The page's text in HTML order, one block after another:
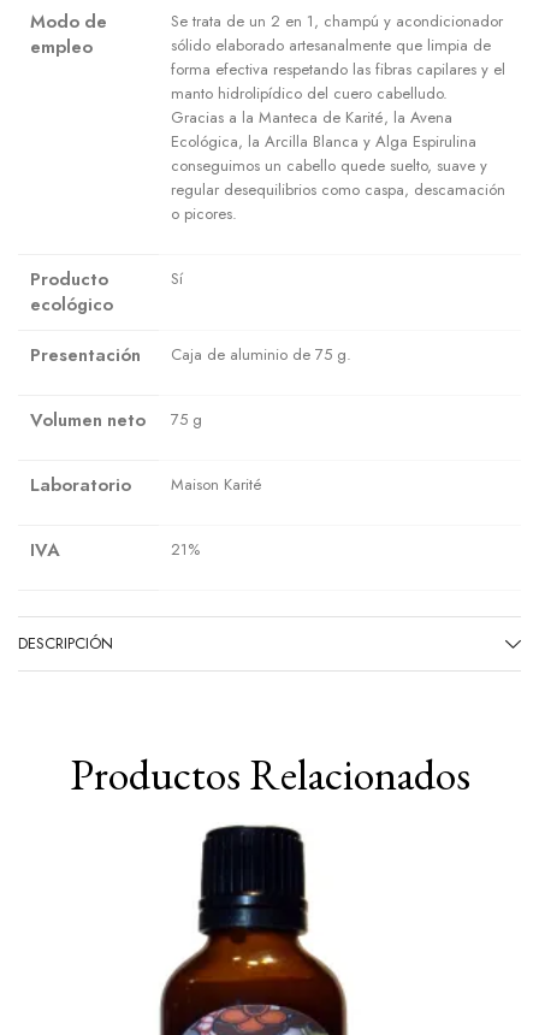
Modo de
empleo
Se trata de un 2 en 1, champú y acondicionador
sólido elaborado artesanalmente que limpia de
forma efectiva respetando las fibras capilares y el
manto hidrolipídico del cuero cabelludo.
Gracias a la Manteca de Karité, la Avena
Ecológica, la Arcilla Blanca y Alga Espirulina
conseguimos un cabello quede suelto, suave y
regular desequilibrios como caspa, descamación
o picores.
Producto
ecológico
Sí
Presentación Caja de aluminio de 75 g.
Volumen neto 75 g
Laboratorio Maison Karité
IVA 21%
DESCRIPCIÓN
Productos Relacionados